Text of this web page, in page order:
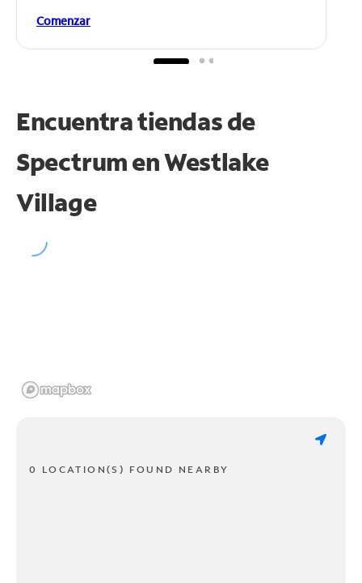
Comenzar
Encuentra tiendas de
Spectrum enWestlake
Village
0 LOCATION(S) FOUND NEARBY